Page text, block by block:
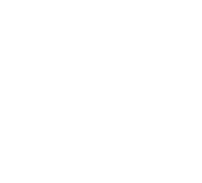
UNS